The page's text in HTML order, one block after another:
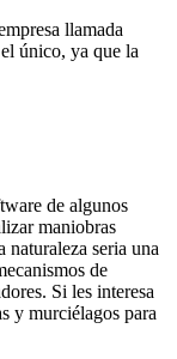
llamada
único, ya que la
de algunos
maniobras
naturaleza seria una
de
Si les interesa
y murciélagos para